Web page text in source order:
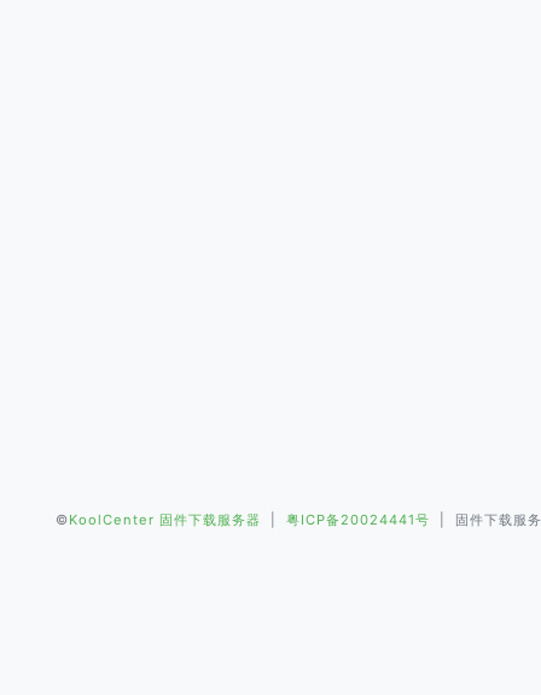
©KoolCenter 固件下载服务器 粤ICP备20024441号 | 固件下载服